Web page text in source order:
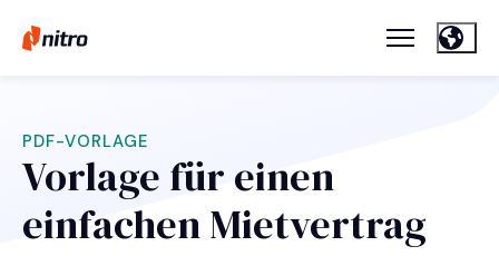
PDF-VORLAGE
Vorlage für einen
einfachen Mietvertrag